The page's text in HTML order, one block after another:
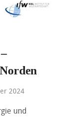
2024
und